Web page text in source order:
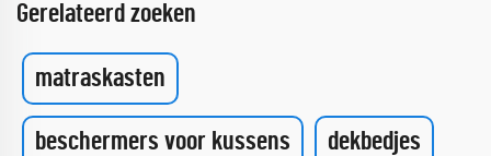
Gerelateerd zoeken
matraskasten
beschermers voor kussens dekbedjes